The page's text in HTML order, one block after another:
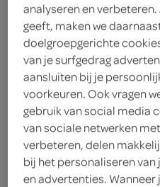
2.
79
6 Stuks
Let op: aanbiedingen
producten, maar
verwerkt in de
analyseren en
geeft, maken we
doelgroepgerichte
van je surfgedrag
aansluiten bij je
voorkeuren. Ook vragen
gebruik van social media
van sociale netwerken
verbeteren, delen
bij het personaliseren
en advertenties. Wanneer